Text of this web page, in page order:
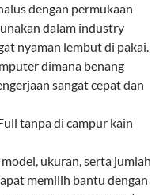
dengan permukaan
dalam industry
nyaman lembut di pakai.
dimana benang
sangat cepat dan
tanpa di campur kain
ukuran, serta jumlah
memilih bantu dengan